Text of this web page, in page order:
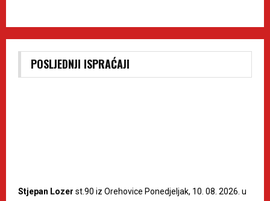
POSLJEDNJI ISPRAĆAJI
Stjepan Lozer st.90 iz Orehovice Ponedjeljak, 10. 08. 2026. u